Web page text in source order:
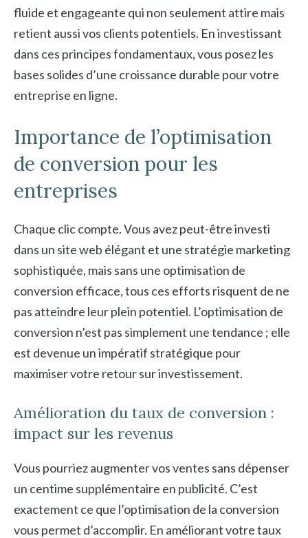
fluide et engageante qui non seulement attire mais
retient aussi vos clients potentiels. En investissant
dans ces principes fondamentaux, vous posez les
bases solides d’une croissance durable pour votre
entreprise en ligne.
Importance de l’optimisation
de conversion pour les
entreprises
Chaque clic compte. Vous avez peut-être investi
dans un site web élégant et une stratégie marketing
sophistiquée, mais sans une optimisation de
conversion efficace, tous ces efforts risquent de ne
pas atteindre leur plein potentiel. L’optimisation de
conversion n’est pas simplement une tendance ; elle
est devenue un impératif stratégique pour
maximiser votre retour sur investissement.
Amélioration du taux de conversion :
impact sur les revenus
Vous pourriez augmenter vos ventes sans dépenser
un centime supplémentaire en publicité. C’est
exactement ce que l’optimisation de la conversion
vous permet d’accomplir. En améliorant votre taux